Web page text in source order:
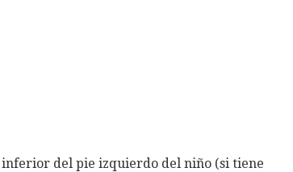
del pie izquierdo del niño (si tiene